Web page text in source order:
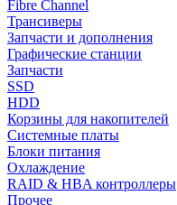
Fibre Channel
Трансиверы
Запчасти и дополнения
Графические станции
Запчасти
SSD
HDD
Корзины для накопителей
Системные платы
Блоки питания
Охлаждение
RAID & HBA контроллеры
Прочее